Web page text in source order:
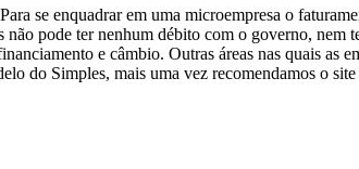
se enquadrar em uma microempresa o
pode ter nenhum débito com o governo, nem
e câmbio. Outras áreas nas quais as
do Simples, mais uma vez recomendamos o